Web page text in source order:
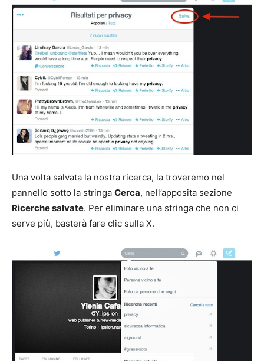
Una volta salvata la nostra ricerca, la troveremo nel
pannello sotto la stringa Cerca, nell’apposita sezione
Ricerche salvate. Per eliminare una stringa che non ci
serve più, basterà fare clic sulla X.